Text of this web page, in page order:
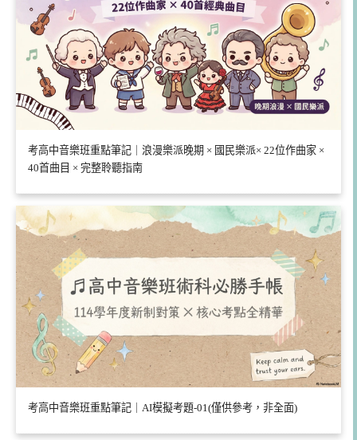
考高中音樂班重點筆記｜浪漫樂派晚期 × 國民樂派× 22位作曲家 ×
40首曲目 × 完整聆聽指南
考高中音樂班重點筆記｜AI模擬考題-01(僅供參考，非全面)